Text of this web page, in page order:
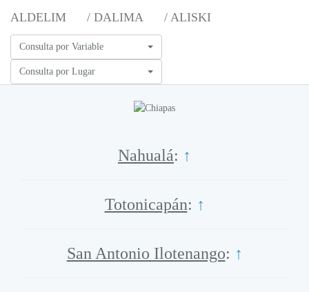
ALDELIM / DALIMA / ALISKI
Consulta por Variable
Consulta por Lugar
Nahualá: ↑
Totonicapán: ↑
San Antonio Ilotenango: ↑